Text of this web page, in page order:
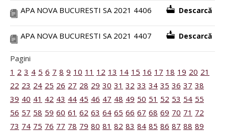
APA NOVA BUCURESTI SA 2021 4406 Descarcă
APA NOVA BUCURESTI SA 2021 4407 Descarcă
Pagini
1 2 3 4 5 6 7 8 9 10 11 12 13 14 15 16 17 18 19 20 21
22 23 24 25 26 27 28 29 30 31 32 33 34 35 36 37 38
39 40 41 42 43 44 45 46 47 48 49 50 51 52 53 54 55
56 57 58 59 60 61 62 63 64 65 66 67 68 69 70 71 72
73 74 75 76 77 78 79 80 81 82 83 84 85 86 87 88 89